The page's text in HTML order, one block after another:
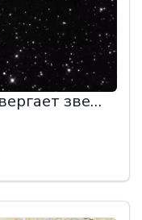
Нечто неожиданное извергает звезды в Млечный Путь